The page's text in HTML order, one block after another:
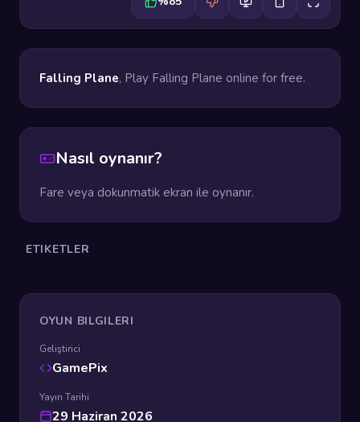
Falling Plane, Play Falling Plane online for free.
Nasıl oynanır?
Fare veya dokunmatik ekran ile oynanır.
ETIKETLER
OYUN BILGILERI
Geliştirici
GamePix
Yayın Tarihi
29 Haziran 2026